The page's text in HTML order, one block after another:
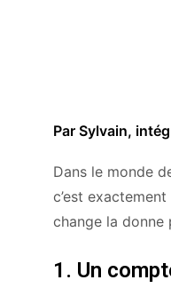
Par Sylvain,
Dans le monde
c’est
change la donne
1. Un